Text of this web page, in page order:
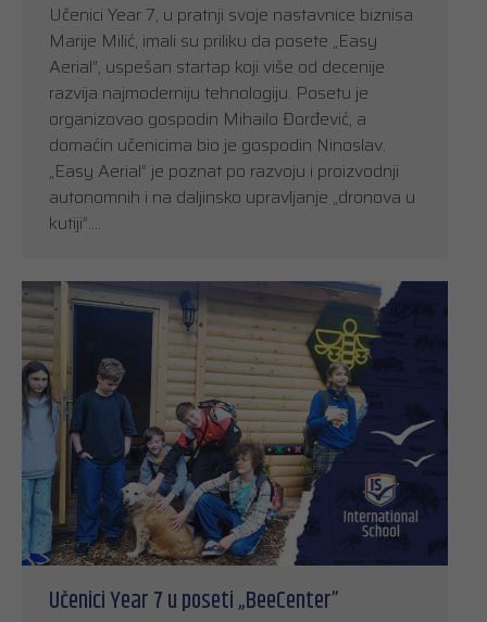
Učenici Year 7, u pratnji svoje nastavnice biznisa
Marije Milić, imali su priliku da posete „Easy
Aerial”, uspešan startap koji više od decenije
razvija najmoderniju tehnologiju. Posetu je
organizovao gospodin Mihailo Đorđević, a
domaćin učenicima bio je gospodin Ninoslav.
„Easy Aerial” je poznat po razvoju i proizvodnji
autonomnih i na daljinsko upravljanje „dronova u
kutiji”.…
Učenici Year 7 u poseti „BeeCenter”